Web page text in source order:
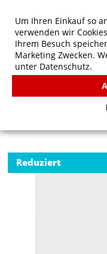
SG Originals
Reduziert
Um Ihren Einkauf so
verwenden wir
Ihrem Besuch
Marketing Zwecken.
unter Datenschutz.